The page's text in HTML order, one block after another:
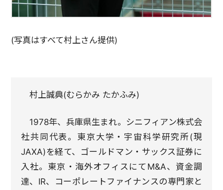
(写真はすべて村上さん提供)
村上誠典(むらかみ たかふみ)
1978年、兵庫県生まれ。シニフィアン株式会
社共同代表。東京大学・宇宙科学研究所(現
JAXA)を経て、ゴールドマン・サックス証券に
入社。東京・海外オフィスにてM&A、資金調
達、IR、コーポレートファイナンスの専門家と